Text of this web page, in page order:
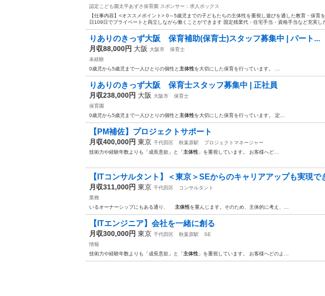
認定こども園太平あずさ保育園 スポンサー：求人ボックス
【仕事内容】<オススメポイント> 0～5歳児までの子どもたちの主体性を重視し遊びを通した教育・保育
日109日でプライベートと両立しながら働くことができます 固定残業代・住宅手当・資格手当など充実し
りありのきっず大阪 保育補助(保育士)スタッフ募集中 | パート...
月収88,000円 大阪 大阪市
保育士
未経験
0歳児から5歳児まで一人ひとりの個性と主体性を大切にした保育を行っています。 …
りありのきっず大阪 保育士スタッフ募集中 | 正社員
月収238,000円 大阪 大阪市
保育士
保育園
0歳児から5歳児まで一人ひとりの個性と主体性を大切にした保育を行っています。 定…
【PM補佐】プロジェクトサポート
月収400,000円 東京 千代田区 秋葉原駅
プロジェクトマネージャー
技術力や経験年数よりも「成長意欲」と「主体性 」を重視しています。 お客様へど…
【ITコンサルタント】＜東京＞SEからのキャリアアップも実現で
月収311,000円 東京 千代田区
コンサルタント
業務
いるオーナーシップにもある通り、 主体性を重んじます。そのため、主体的に考え、…
【ITエンジニア】会社を一緒に創る
月収300,000円 東京 千代田区 秋葉原駅
SE
情報
技術力や経験年数よりも「成長意欲」と「主体性 」を重視しています。 お客様へどのよ…